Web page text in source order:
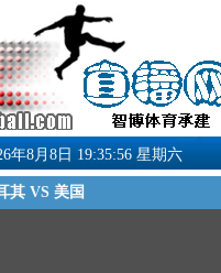
年8月8日 19:35:57 星期六
其 VS 美国